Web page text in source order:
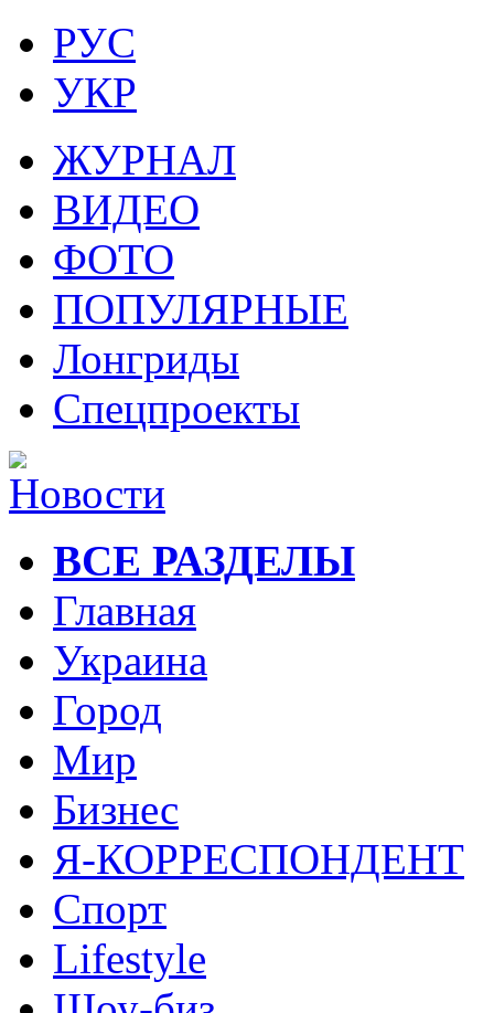
РУС
УКР
ЖУРНАЛ
ВИДЕО
ФОТО
ПОПУЛЯРНЫЕ
Лонгриды
Спецпроекты
ВСЕ РАЗДЕЛЫ
Главная
Украина
Город
Мир
Бизнес
Я-КОРРЕСПОНДЕНТ
Спорт
Lifestyle